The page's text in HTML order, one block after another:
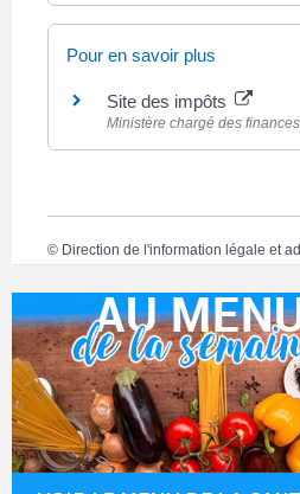
Pour en savoir plus
Site des impôts
Ministère chargé des finances
© Direction de l'information légale et